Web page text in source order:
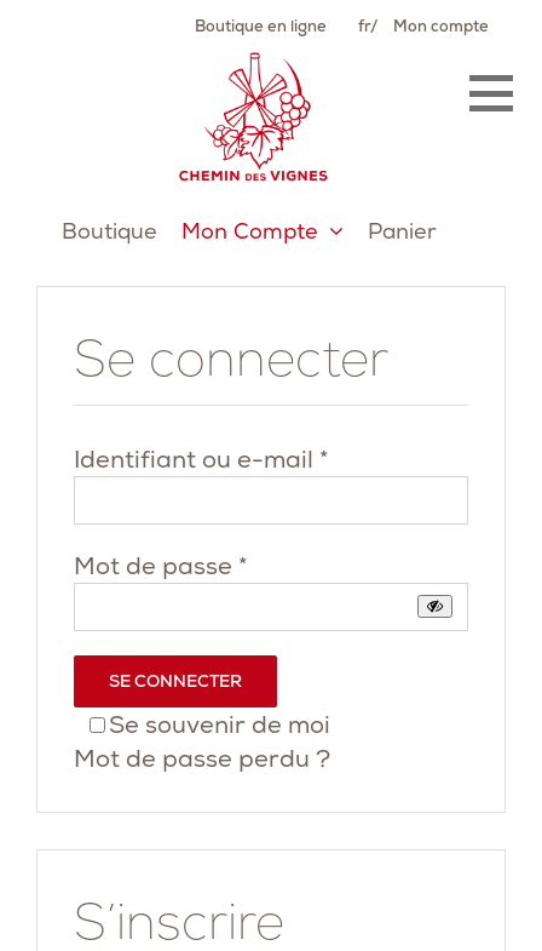
Boutique en ligne fr Mon compte
Boutique Mon Compte Panier
Se connecter
Identifiant ou e-mail *
Mot de passe *
Se souvenir de moi
SE CONNECTER
Mot de passe perdu ?
S’inscrire